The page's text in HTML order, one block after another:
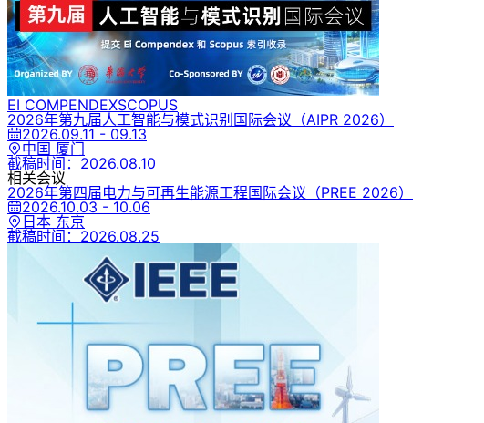
EI COMPENDEXSCOPUS
2026年第九届人工智能与模式识别国际会议 （AIPR 2026）
2026.09.11 - 09.13
中国 厦门
截稿时间： 2026.08.10
相关会议
2026年第四届电力与可再生能源工程国际会议 （PREE 2026）
2026.10.03 - 10.06
日本 东京
截稿时间： 2026.08.25